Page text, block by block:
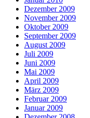
Dezember 2009
November 2009
Oktober 2009
September 2009
August 2009
Juli 2009
Juni 2009
Mai 2009
April 2009
März 2009
Februar 2009
Januar 2009